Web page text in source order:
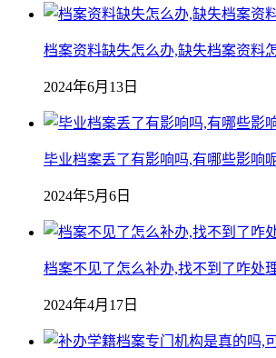
档案资料缺失怎么办,缺失档案资料
2024年6月13日
毕业档案丢了有影响吗,有哪些影响
2024年5月6日
档案不见了怎么补办,找不到了咋处
2024年4月17日